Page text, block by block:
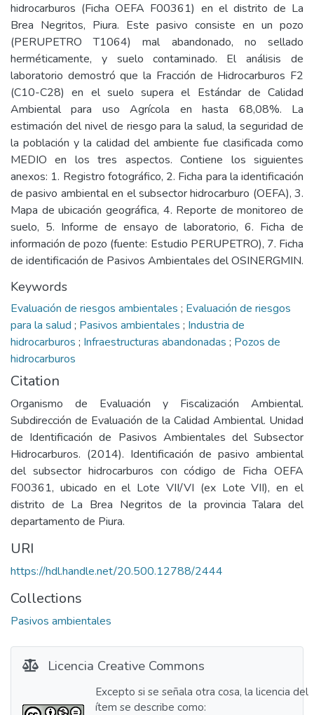
hidrocarburos (Ficha OEFA F00361) en el distrito de La
Brea Negritos, Piura. Este pasivo consiste en un pozo
(PERUPETRO T1064) mal abandonado, no sellado
herméticamente, y suelo contaminado. El análisis de
laboratorio demostró que la Fracción de Hidrocarburos F2
(C10-C28) en el suelo supera el Estándar de Calidad
Ambiental para uso Agrícola en hasta 68,08%. La
estimación del nivel de riesgo para la salud, la seguridad de
la población y la calidad del ambiente fue clasificada como
MEDIO en los tres aspectos. Contiene los siguientes
anexos: 1. Registro fotográfico, 2. Ficha para la identificación
de pasivo ambiental en el subsector hidrocarburo (OEFA), 3.
Mapa de ubicación geográfica, 4. Reporte de monitoreo de
suelo, 5. Informe de ensayo de laboratorio, 6. Ficha de
información de pozo (fuente: Estudio PERUPETRO), 7. Ficha
de identificación de Pasivos Ambientales del OSINERGMIN.
Keywords
Evaluación de riesgos ambientales ; Evaluación de riesgos
para la salud ; Pasivos ambientales ; Industria de
hidrocarburos ; Infraestructuras abandonadas ; Pozos de
hidrocarburos
Citation
Organismo de Evaluación y Fiscalización Ambiental.
Subdirección de Evaluación de la Calidad Ambiental. Unidad
de Identificación de Pasivos Ambientales del Subsector
Hidrocarburos. (2014). Identificación de pasivo ambiental
del subsector hidrocarburos con código de Ficha OEFA
F00361, ubicado en el Lote VII/VI (ex Lote VII), en el
distrito de La Brea Negritos de la provincia Talara del
departamento de Piura.
URI
https://hdl.handle.net/20.500.12788/2444
Collections
Pasivos ambientales
Licencia Creative Commons
Excepto si se señala otra cosa, la licencia del
ítem se describe como: